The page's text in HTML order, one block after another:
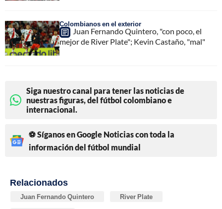
Colombianos en el exterior
Juan Fernando Quintero, "con poco, el
mejor de River Plate"; Kevin Castaño, "mal"
Siga nuestro canal para tener las noticias de
nuestras figuras, del fútbol colombiano e
internacional.
⚽ Síganos en Google Noticias con toda la
información del fútbol mundial
Relacionados
Juan Fernando Quintero River Plate